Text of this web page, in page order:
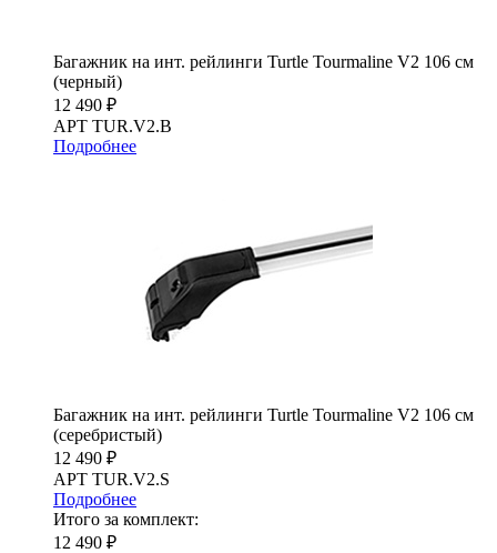
Багажник на инт. рейлинги Turtle Tourmaline V2 106 см
(черный)
12 490 ₽
АРТ TUR.V2.B
Подробнее
Багажник на инт. рейлинги Turtle Tourmaline V2 106 см
(серебристый)
12 490 ₽
АРТ TUR.V2.S
Подробнее
Итого за комплект:
12 490 ₽